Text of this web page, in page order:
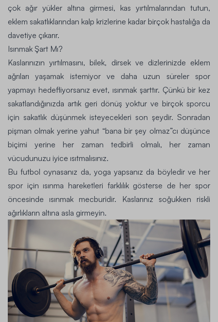
çok ağır yükler altına girmesi, kas yırtılmalarından tutun,
eklem sakatlıklarından kalp krizlerine kadar birçok hastalığa da
davetiye çıkarır.
Isınmak Şart Mı?
Kaslarınızın yırtılmasını, bilek, dirsek ve dizlerinizde eklem
ağrıları yaşamak istemiyor ve daha uzun süreler spor
yapmayı hedefliyorsanız evet, ısınmak şarttır. Çünkü bir kez
sakatlandığınızda artık geri dönüş yoktur ve birçok sporcu
için sakatlık düşünmek isteyecekleri son şeydir. Sonradan
pişman olmak yerine yahut “bana bir şey olmaz”cı düşünce
biçimi yerine her zaman tedbirli olmalı, her zaman
vücudunuzu iyice ısıtmalısınız.
Bu futbol oynasanız da, yoga yapsanız da böyledir ve her
spor için ısınma hareketleri farklılık gösterse de her spor
öncesinde ısınmak mecburidir. Kaslarınız soğukken riskli
ağırlıkların altına asla girmeyin.